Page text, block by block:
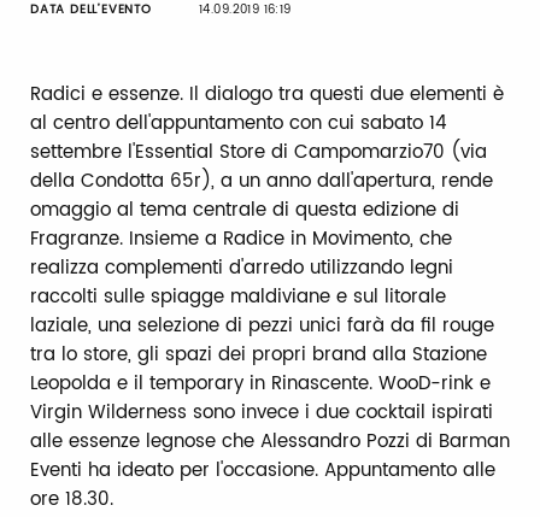
DATA DELL’EVENTO 14.09.2019 16:19
Radici e essenze. Il dialogo tra questi due elementi è
al centro dell'appuntamento con cui sabato 14
settembre l'Essential Store di Campomarzio70 (via
della Condotta 65r), a un anno dall'apertura, rende
omaggio al tema centrale di questa edizione di
Fragranze. Insieme a Radice in Movimento, che
realizza complementi d'arredo utilizzando legni
raccolti sulle spiagge maldiviane e sul litorale
laziale, una selezione di pezzi unici farà da fil rouge
tra lo store, gli spazi dei propri brand alla Stazione
Leopolda e il temporary in Rinascente. WooD-rink e
Virgin Wilderness sono invece i due cocktail ispirati
alle essenze legnose che Alessandro Pozzi di Barman
Eventi ha ideato per l'occasione. Appuntamento alle
ore 18.30.